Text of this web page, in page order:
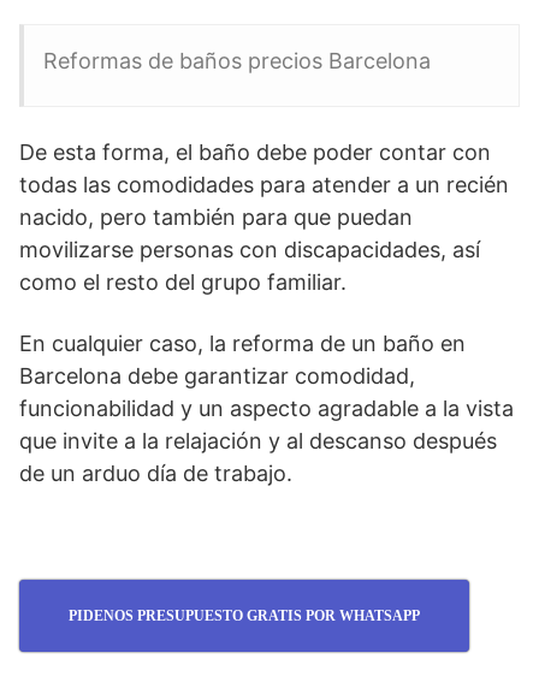
Reformas de baños precios Barcelona
De esta forma, el baño debe poder contar con
todas las comodidades para atender a un recién
nacido, pero también para que puedan
movilizarse personas con discapacidades, así
como el resto del grupo familiar.
En cualquier caso, la reforma de un baño en
Barcelona debe garantizar comodidad,
funcionabilidad y un aspecto agradable a la vista
que invite a la relajación y al descanso después
de un arduo día de trabajo.
PIDENOS PRESUPUESTO GRATIS POR WHATSAPP